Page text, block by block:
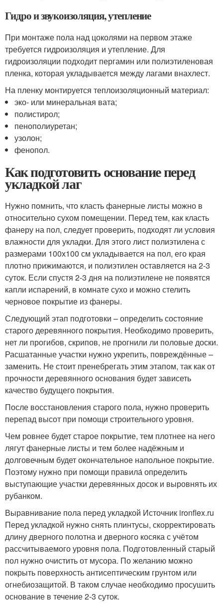
Гидро и звукоизоляция, утепление
При монтаже пола над цоколями на первом этаже
требуется гидроизоляция и утепление. Для
гидроизоляции подходит пергамин или полиэтиленовая
пленка, которая укладывается между лагами внахлест.
На пленку монтируется теплоизоляционный материал:
эко- или минеральная вата;
полистирол;
пенополиуретан;
узолон;
фенопол.
Как подготовить основание перед
укладкой лаг
Нужно помнить, что класть фанерные листы можно в
относительно сухом помещении. Перед тем, как класть
фанеру на пол, следует проверить, подходят ли условия
влажности для укладки. Для этого лист полиэтилена с
размерами 100х100 см укладывается на пол, его края
плотно прижимаются, и полиэтилен оставляется на 2-3
суток. Если спустя 2-3 дня на полиэтилене не появятся
капли испарений, в комнате сухо и можно стелить
черновое покрытие из фанеры.
Следующий этап подготовки – определить состояние
старого деревянного покрытия. Необходимо проверить,
нет ли прогибов, скрипов, не прогнили ли половые доски.
Расшатанные участки нужно укрепить, повреждённые –
заменить. Не стоит пренебрегать этим этапом, так как от
прочности деревянного основания будет зависеть
качество будущего покрытия.
После восстановления старого пола, нужно проверить
перепад высот при помощи строительного уровня.
Чем ровнее будет старое покрытие, тем плотнее на него
лягут фанерные листы и тем более надёжным и
долговечным будет окончательное напольное покрытие.
Поэтому нужно при помощи правила́ определить
выступающие участки деревянных досок и выровнять их
рубанком.
Выравнивание пола перед укладкой Источник ironflex.ru
Перед укладкой нужно снять плинтусы, скорректировать
длину дверного полотна и дверного косяка с учётом
рассчитываемого уровня пола. Подготовленный старый
пол нужно очистить от мусора. По желанию можно
покрыть поверхность антисептическим грунтом или
огнебиозащитой. В таком случае необходимо просушить
основание в течение 2-3 суток.